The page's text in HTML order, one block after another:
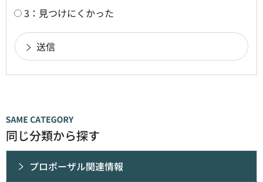
3：見つけにくかった
同じ分類から探す
プロポーザル関連情報